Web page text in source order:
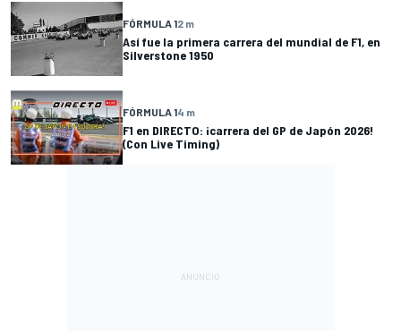
FÓRMULA 12 m
Así fue la primera carrera del mundial de F1, en
Silverstone 1950
FÓRMULA 14 m
F1 en DIRECTO: ¡carrera del GP de Japón 2026!
(Con Live Timing)